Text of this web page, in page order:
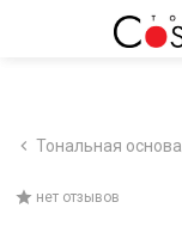
Тональная
нет отзывов